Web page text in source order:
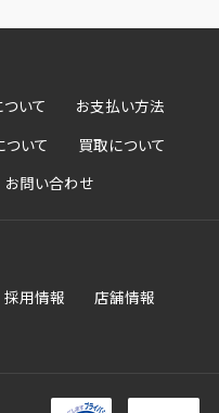
いて お支払い方法
ついて 買取について
お問い合わせ
採用情報 店舗情報